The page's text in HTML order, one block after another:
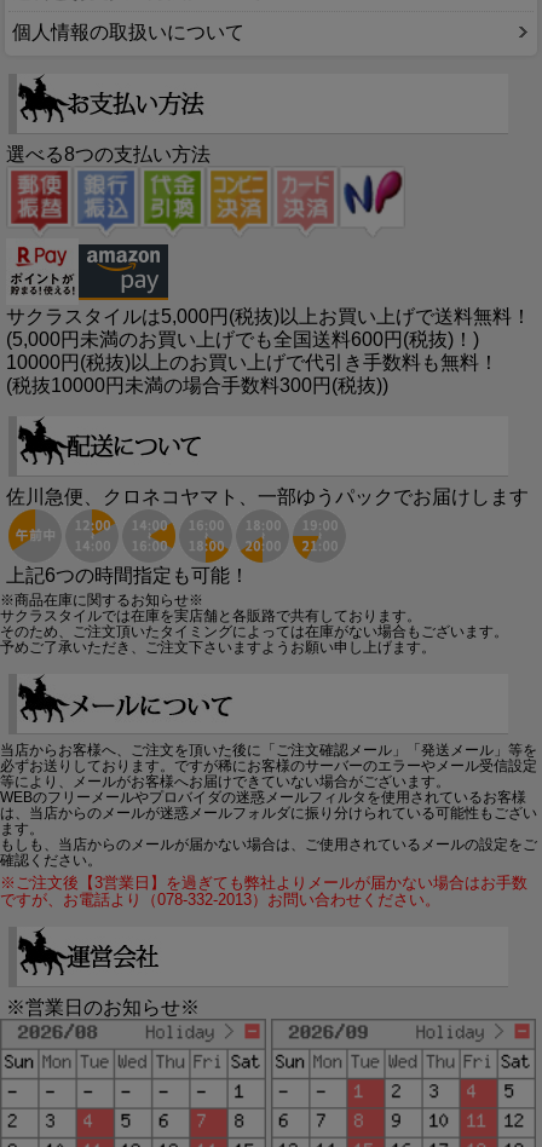
個人情報の取扱いについて
選べる8つの支払い方法
サクラスタイルは5,000円(税抜)以上お買い上げで送料無料！
(5,000円未満のお買い上げでも全国送料600円(税抜)！)
10000円(税抜)以上のお買い上げで代引き手数料も無料！
(税抜10000円未満の場合手数料300円(税抜))
佐川急便、クロネコヤマト、一部ゆうパックでお届けします
上記6つの時間指定も可能！
※商品在庫に関するお知らせ※
サクラスタイルでは在庫を実店舗と各販路で共有しております。
そのため、ご注文頂いたタイミングによっては在庫がない場合もございます。
予めご了承いただき、ご注文下さいますようお願い申し上げます。
当店からお客様へ、ご注文を頂いた後に「ご注文確認メール」「発送メール」等を
必ずお送りしております。ですが稀にお客様のサーバーのエラーやメール受信設定
等により、メールがお客様へお届けできていない場合がございます。
WEBのフリーメールやプロバイダの迷惑メールフィルタを使用されているお客様
は、当店からのメールが迷惑メールフォルダに振り分けられている可能性もござい
ます。
もしも、当店からのメールが届かない場合は、ご使用されているメールの設定をご
確認ください。
※ご注文後【3営業日】を過ぎても弊社よりメールが届かない場合はお手数
ですが、お電話より（078-332-2013）お問い合わせください。
※営業日のお知らせ※